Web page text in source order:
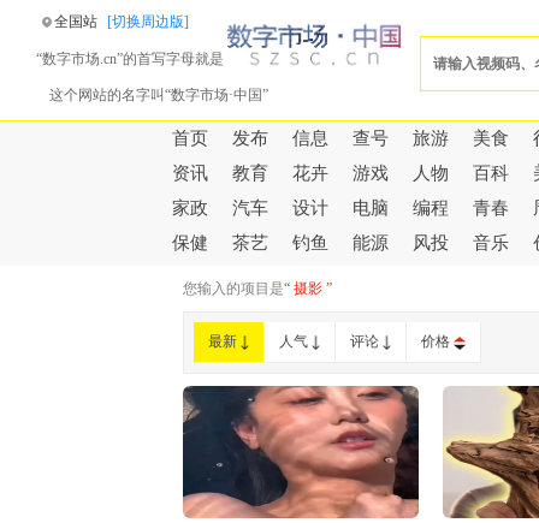
“数字市场.cn”的首写字母就是
这个网站的名字叫“数字市场·中国”
全国站 [切换周边版]
首页 发布 信息 查号 旅游 美食
资讯
教育 花卉 游戏 人物 百科
家政
汽车 设计 电脑 编程 青春
保健
茶艺 钓鱼 能源 风投 音乐
您输入的项目是“ 摄影 ”
最新 人气 评论 价格